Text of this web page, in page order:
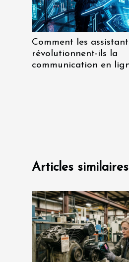
Comment les
révolutionnent-ils la
communication en
Articles similaires